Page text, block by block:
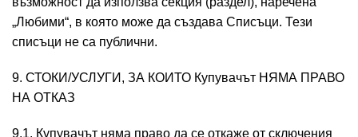
„Любими“, в която може да създава Списъци. Тези
списъци не са публични.
9. СТОКИ/УСЛУГИ, ЗА КОИТО Купувачът НЯМА ПРАВО
НА ОТКАЗ
9.1. Купувачът няма право да се откаже от сключения